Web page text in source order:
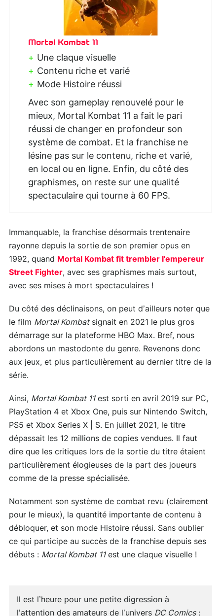
Mortal Kombat 11
Une claque visuelle
Contenu riche et varié
Mode Histoire réussi
Avec son gameplay renouvelé pour le
mieux, Mortal Kombat 11 a fait le pari
réussi de changer en profondeur son
système de combat. Et la franchise ne
lésine pas sur le contenu, riche et varié,
en local ou en ligne. Enfin, du côté des
graphismes, on reste sur une qualité
spectaculaire qui tourne à 60 FPS.
Immanquable, la franchise désormais trentenaire
rayonne depuis la sortie de son premier opus en
1992, quand Mortal Kombat fit trembler l'empereur
Street Fighter, avec ses graphismes mais surtout,
avec ses mises à mort spectaculaires !
Du côté des déclinaisons, on peut d’ailleurs noter que
le film Mortal Kombatsignait en 2021 le plus gros
démarrage sur la plateforme HBO Max. Bref, nous
abordons un mastodonte du genre. Revenons donc
aux jeux, et plus particulièrement au dernier titre de la
série.
Ainsi, Mortal Kombat 11est sorti en avril 2019 sur PC,
PlayStation 4 et Xbox One, puis sur Nintendo Switch,
PS5 et Xbox Series X | S. En juillet 2021, le titre
dépassait les 12 millions de copies vendues. Il faut
dire que les critiques lors de la sortie du titre étaient
particulièrement élogieuses de la part des joueurs
comme de la presse spécialisée.
Notamment son système de combat revu (clairement
pour le mieux), la quantité importante de contenu à
débloquer, et son mode Histoire réussi. Sans oublier
ce qui participe au succès de la franchise depuis ses
débuts : Mortal Kombat 11est une claque visuelle !
Il est l’heure pour une petite digression à
l’attention des amateurs de l’univers DC Comics: